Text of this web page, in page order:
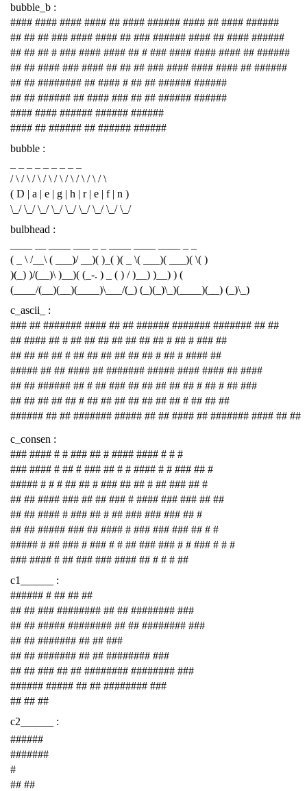
bubble_b :
#### #### #### #### ## #### ###### #### ## #### ######
## ## ## ### #### #### ## ### ###### #### ## #### ######
## ## ## # ### #### #### ## # ### #### #### #### ## ######
## ## #### ### #### ## ## ## ### #### #### #### ## ######
## ## ######## ## #### # ## ## ###### ######
## ## ###### ## #### ### ## ## ###### ######
#### #### ###### ###### ######
#### ## ###### ## ###### ######
bubble :
/ \ / \ / \ / \ / \ / \ / \ / \ / \
( D | a | e | g | h | r | e | f | n )
\_/ \_/ \_/ \_/ \_/ \_/ \_/ \_/ \_/
bulbhead :
( _ \ /__\ ( ___)/ __)( )_( )( _ \( ___)( ___)( \( )
)(_) )/(__)\ )__)( (_-. ) _ ( ) / )__) )__) ) (
(____/(__)(__)(____)\___/(_) (_)(_)\_)(____)(__) (_)\_)
c_ascii_ :
### ## ####### #### ## ## ###### ####### ####### ## ##
## #### ## # ## ## ## ## ## ## ## # ## # ### ##
## ## ## ## # ## ## ## ## ## ## # ## # #### ##
##### ## ## #### ## ####### ##### #### #### ## ####
## ## ###### ## # ## ### ## ## ## ## ## # ## # ## ###
## ## ## ## ## # ## ## ## ## ## ## ## # ## ## ##
###### ## ## ####### ##### ## ## #### ## ####### #### ## ##
c_consen :
### #### # # ### ## # #### #### # # #
### #### # ## # ### ## # # #### # # ### ## #
##### # # # ## ## # ### ## ## # ## ### ## #
## ## #### ### ## ## ### # #### ### ### ## ##
## ## #### # ### ## # ## ### ### ### ## #
## ## ##### ### ## #### # ### ### ### ## # #
##### # ## ### # ### # # ## ### ### # # ### # # #
### #### # ## ### ### #### ## # # # ##
c1______ :
###### # ## ## ##
## ## ### ######## ## ## ######## ###
## ## ##### ######## ## ## ######## ###
## ## ####### ## ## ###
## ## ####### ## ## ######## ###
## ## ### ## ## ######## ######## ###
###### ##### ## ## ######## ###
## ## ##
c2______ :
######
#######
#
## ##